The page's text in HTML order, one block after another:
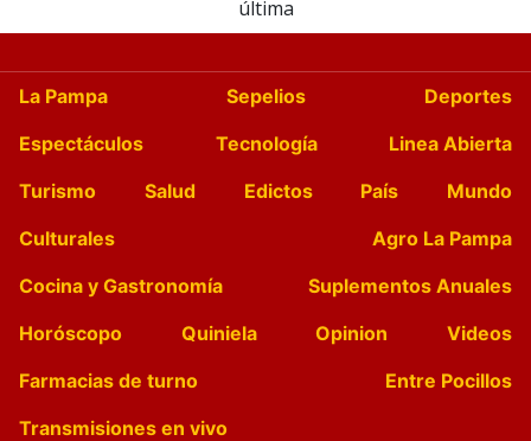
última
La Pampa Sepelios
Deportes
Espectáculos
Tecnología
Linea Abierta
Turismo
Salud Edictos País
Mundo
Culturales
Agro La Pampa
Cocina y Gastronomía
Suplementos Anuales
Horóscopo
Quiniela Opinion
Videos
Farmacias de turno
Entre Pocillos
Transmisiones en vivo